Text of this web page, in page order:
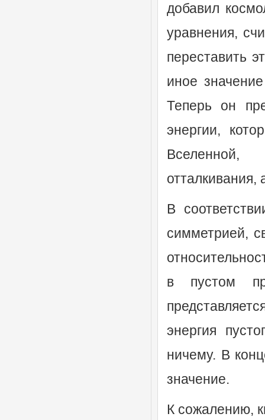
добавил
уравнения,
переставить
иное
Теперь он
энергии,
Вселенной,
отталкивания,
В
симметрией,
в пустом
энергия
ничему. В
значение.
К сожалению,